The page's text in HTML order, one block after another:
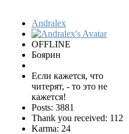
Andralex
OFFLINE
Боярин
Если кажется, что
читерят, - то это не
кажется!
Posts: 3881
Thank you received: 112
Karma: 24